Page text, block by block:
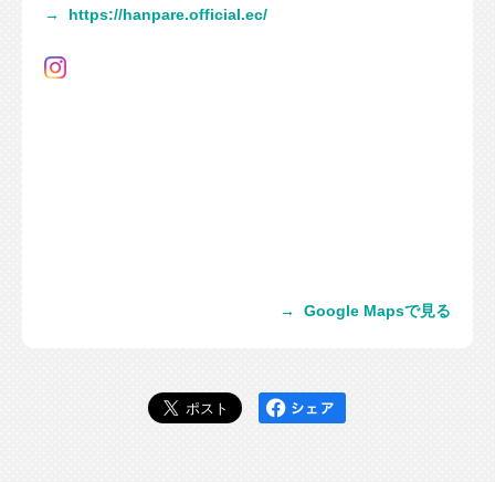
→ https://hanpare.official.ec/
→ Google Mapsで見る